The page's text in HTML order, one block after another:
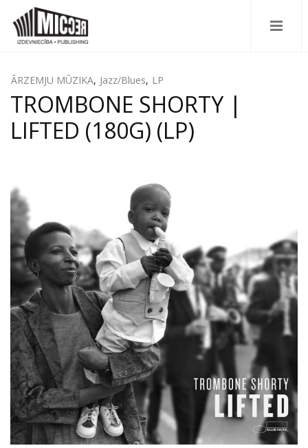
ĀRZEMJU MŪZIKA, Jazz/Blues, LP
TROMBONE SHORTY |
LIFTED (180G) (LP)